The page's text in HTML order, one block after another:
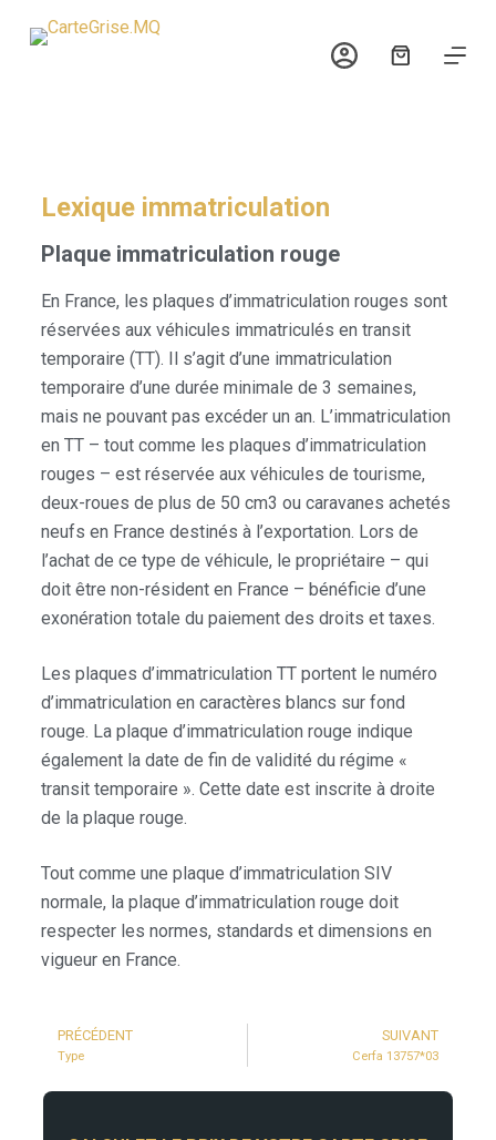
P
Lexique immatriculation
Plaque immatriculation rouge
En France, les plaques d’immatriculation rouges sont
réservées aux véhicules immatriculés en transit
temporaire (TT). Il s’agit d’une immatriculation
temporaire d’une durée minimale de 3 semaines,
mais ne pouvant pas excéder un an. L’immatriculation
en TT – tout comme les plaques d’immatriculation
rouges – est réservée aux véhicules de tourisme,
deux-roues de plus de 50 cm3 ou caravanes achetés
neufs en France destinés à l’exportation. Lors de
l’achat de ce type de véhicule, le propriétaire – qui
doit être non-résident en France – bénéficie d’une
exonération totale du paiement des droits et taxes.
Les plaques d’immatriculation TT portent le numéro
d’immatriculation en caractères blancs sur fond
rouge. La plaque d’immatriculation rouge indique
également la date de fin de validité du régime «
transit temporaire ». Cette date est inscrite à droite
de la plaque rouge.
Tout comme une plaque d’immatriculation SIV
normale, la plaque d’immatriculation rouge doit
respecter les normes, standards et dimensions en
vigueur en France.
PRÉCÉDENT
Type
SUIVANT
Cerfa 13757*03